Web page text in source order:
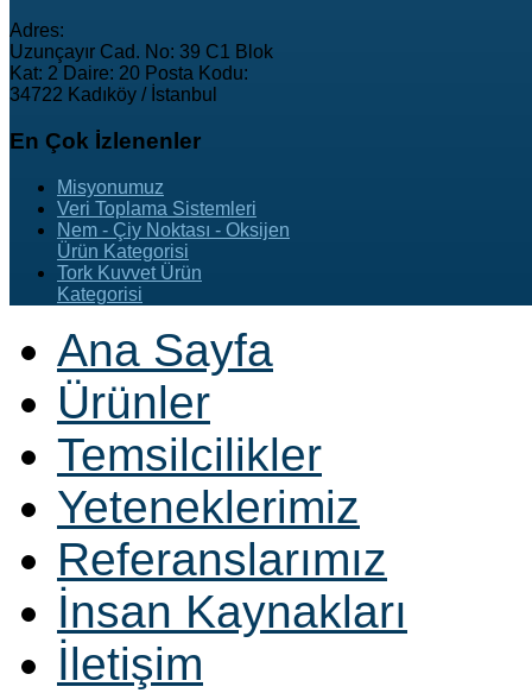
Adres:
Uzunçayır Cad. No: 39 C1 Blok
Kat: 2 Daire: 20 Posta Kodu:
34722 Kadıköy / İstanbul
En Çok İzlenenler
Misyonumuz
Veri Toplama Sistemleri
Nem - Çiy Noktası - Oksijen
Ürün Kategorisi
Tork Kuvvet Ürün
Kategorisi
Ana Sayfa
Ürünler
Temsilcilikler
Yeteneklerimiz
Referanslarımız
İnsan Kaynakları
İletişim